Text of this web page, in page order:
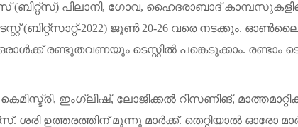
(ബിറ്റ്സ്) പിലാനി, ഗോവ, ഹൈദരാബാദ്
(ബിറ്റ്സാറ്റ്-2022) ജൂൺ20-26 വരെ നടക്കും.
രണ്ടുതവണയും ടെസ്റ്റിൽ പങ്കെടുക്കാം. രണ്ടാം
കെമിസ്ട്രി, ഇംഗ്ലീഷ്, ലോജിക്കൽ റീസണിങ്,
. ശരി ഉത്തരത്തിന് മൂന്നു മാർക്ക്. തെറ്റിയാൽ ഓരോ